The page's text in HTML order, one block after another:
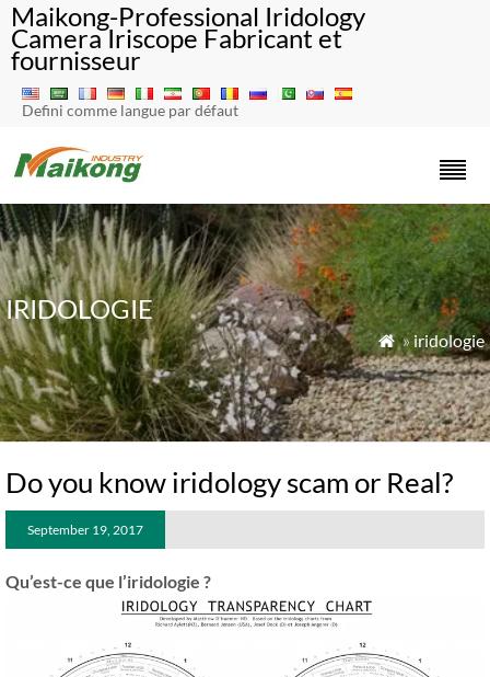
Maikong-Professional Iridology
Camera Iriscope Fabricant et
fournisseur
Defini comme langue par défaut
IRIDOLOGIE
 »iridologie
Do you know iridology scam or Real?
September 19, 2017
Qu’est-ce que l’iridologie ?